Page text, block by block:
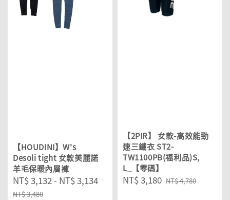
【HOUDINI】W's
Desoli tight 女款美麗諾
羊毛保暖內層褲
Sale
price
NT$ 3,132- NT$ 3,134
Regular
NT$ 3,480
【2PIR】 女款-高效能勁
速三鐵衣 ST2-
TW1100PB(福利品)S,
L_【零碼】
Sale
NT$ 3,180 Regular
NT$ 4,780